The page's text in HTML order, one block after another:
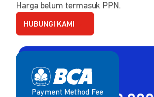
Harga belum termasuk PPN.
HUBUNGI KAMI
Payment Method Fee
Payment Method Fee